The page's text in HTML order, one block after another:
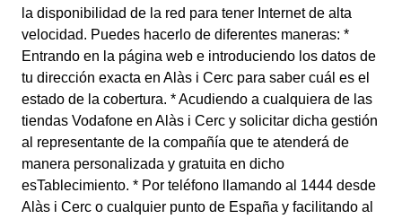
la disponibilidad de la red para tener Internet de alta
velocidad. Puedes hacerlo de diferentes maneras: *
Entrando en la página web e introduciendo los datos de
tu dirección exacta en Alàs i Cerc para saber cuál es el
estado de la cobertura. * Acudiendo a cualquiera de las
tiendas Vodafone en Alàs i Cerc y solicitar dicha gestión
al representante de la compañía que te atenderá de
manera personalizada y gratuita en dicho
esTablecimiento. * Por teléfono llamando al 1444 desde
Alàs i Cerc o cualquier punto de España y facilitando al